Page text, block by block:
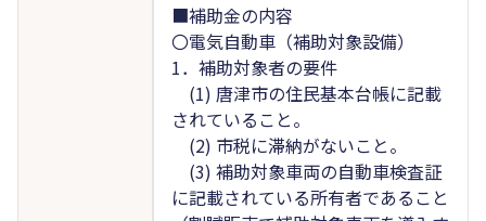
■補助金の内容
〇電気自動車（補助対象設備）
1．補助対象者の要件
(1) 唐津市の住民基本台帳に記載
されていること。
(2) 市税に滞納がないこと。
(3) 補助対象車両の自動車検査証
に記載されている所有者であること